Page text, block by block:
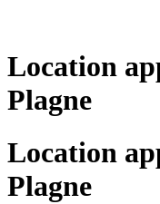
Location
Plagne
Location
Plagne